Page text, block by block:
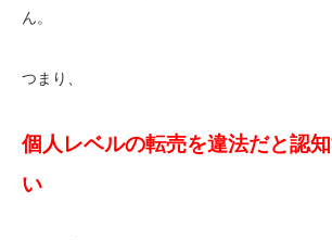
ん。
つまり、
個人レベルの転売を違法だと認
い